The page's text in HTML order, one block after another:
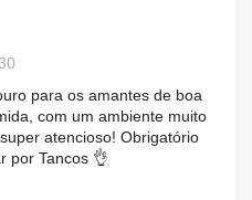
para os amantes de boa
com um ambiente muito
atencioso! Obrigatório
por Tancos 👌